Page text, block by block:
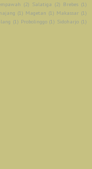
(2) Salatiga (2) Brebes (1)
(1) Magetan (1) Makassar (1)
(1) Probolinggo (1) Sidoharjo (1)